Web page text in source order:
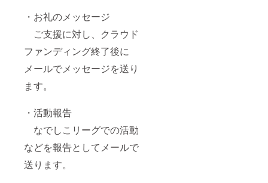
・お礼のメッセージ
ご支援に対し、クラウド
ファンディング終了後に
メールでメッセージを送り
ます。
・活動報告
なでしこリーグでの活動
などを報告としてメールで
送ります。